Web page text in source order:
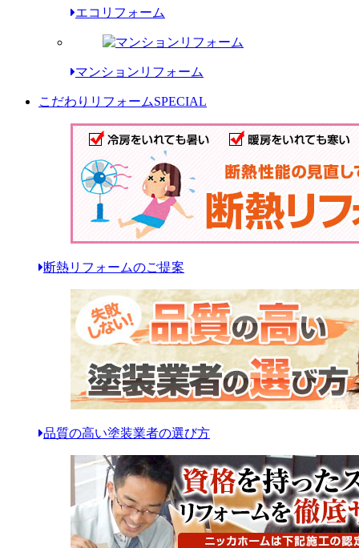
エコリフォーム
マンションリフォーム
こだわりリフォームSPECIAL
断熱リフォームのご提案
品質の高い塗装業者の選び方